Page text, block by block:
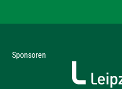
Sponsoren